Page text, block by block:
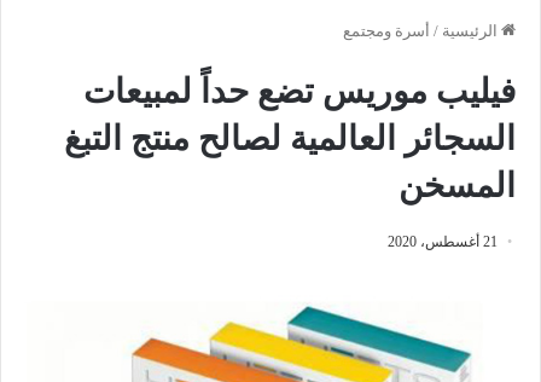
الرئيسية / أسرة ومجتمع
فيليب موريس تضع حداً لمبيعات
السجائر العالمية لصالح منتج التبغ
المسخن
21 أغسطس، 2020